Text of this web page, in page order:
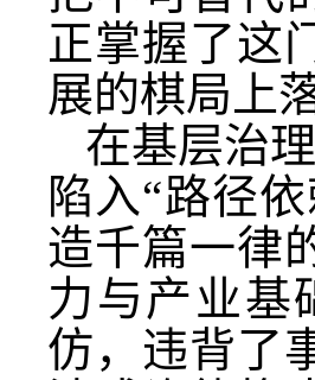
正掌握了这
展的棋局上
在基层治
陷入“路径
造千篇一律
力与产业基
仿，违背了